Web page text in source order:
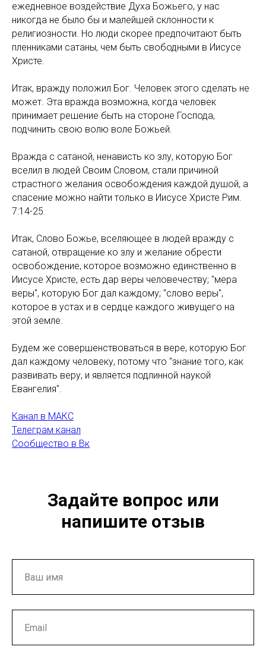
ежедневное воздействие Духа Божьего, у нас
никогда не было бы и малейшей склонности к
религиозности. Но люди скорее предпочитают быть
пленниками сатаны, чем быть свободными в Иисусе
Христе.
Итак, вражду положил Бог. Человек этого сделать не
может. Эта вражда возможна, когда человек
принимает решение быть на стороне Господа,
подчинить свою волю воле Божьей.
Вражда с сатаной, ненависть ко злу, которую Бог
вселил в людей Своим Словом, стали причиной
страстного желания освобождения каждой душой, а
спасение можно найти только в Иисусе Христе Рим.
7:14-25.
Итак, Слово Божье, вселяющее в людей вражду с
сатаной, отвращение ко злу и желание обрести
освобождение, которое возможно единственно в
Иисусе Христе, есть дар веры человечеству; "мера
веры", которую Бог дал каждому; "слово веры",
которое в устах и в сердце каждого живущего на
этой земле.
Будем же совершенствоваться в вере, которую Бог
дал каждому человеку, потому что "знание того, как
развивать веру, и является подлинной наукой
Евангелия".
Канал в МАКС
Телеграм канал
Сообщество в Вк
Задайте вопрос или
напишите отзыв